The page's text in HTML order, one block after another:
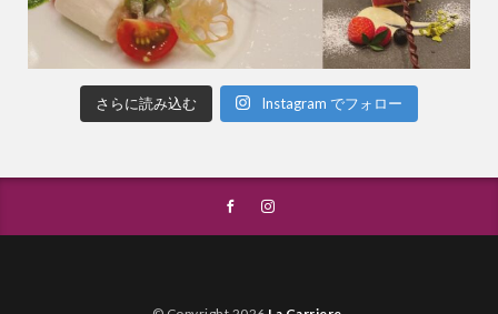
さらに読み込む Instagram でフォロー